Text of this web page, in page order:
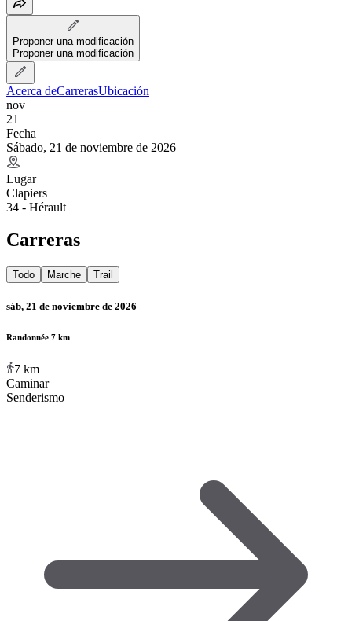
Proponer una modificación
Proponer una modificación
Acerca deCarrerasUbicación
nov
21
Fecha
Sábado, 21 de noviembre de 2026
Lugar
Clapiers
34 - Hérault
Carreras
Todo Marche Trail
sáb, 21 de noviembre de 2026
Randonnée 7 km
7 km
Caminar
Senderismo